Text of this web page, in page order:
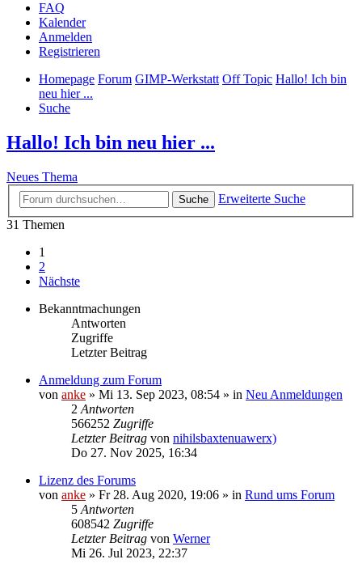
FAQ
Kalender
Anmelden
Registrieren
Homepage Forum GIMP-Werkstatt Off Topic Hallo! Ich bin
neu hier ...
Suche
Hallo! Ich bin neu hier ...
Neues Thema
Suche
Erweiterte Suche
31 Themen
1
2
Nächste
Bekanntmachungen
Antworten
Zugriffe
Letzter Beitrag
Anmeldung zum Forum
von anke » Mi 13. Sep 2023, 08:54 » in Neu Anmeldungen
2 Antworten
566252 Zugriffe
Letzter Beitrag von nihilsbaxtenuawerx)
Do 27. Nov 2025, 16:34
Lizenz des Forums
von anke » Fr 28. Aug 2020, 19:06 » in Rund ums Forum
5 Antworten
608542 Zugriffe
Letzter Beitrag von Werner
Mi 26. Jul 2023, 22:37